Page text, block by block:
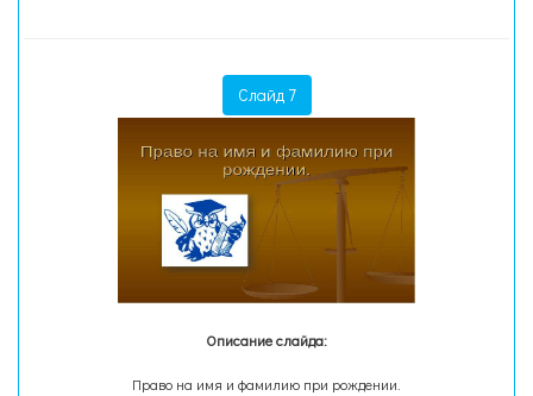
Слайд 7
Описание слайда:
Право на имя и фамилию при рождении.